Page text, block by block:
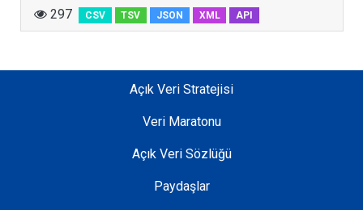
297 CSV TSV JSON XML API
Açık Veri Stratejisi
Veri Maratonu
Açık Veri Sözlüğü
Paydaşlar